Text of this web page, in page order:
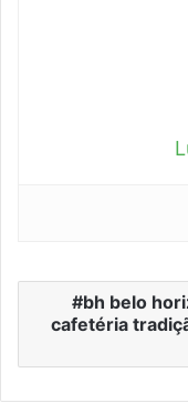
bh belo
cafetéria